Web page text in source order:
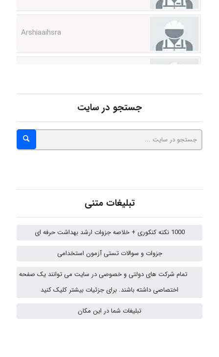
nima5534
arman.m
جستجو در سایت
تبلیغات متنی
1000 نکته کنکوری + خلاصه جزوات ارشد بهداشت حرفه ای
جزوات و سوالات تستی آزمون استخدامی
تمام شرکت های دولتی و خصوصی در سایت می توانند یک صفحه
اختصاصی داشته باشند. برای جزئیات بیشتر کلیک کنید
تبلیغات شما در این مکان